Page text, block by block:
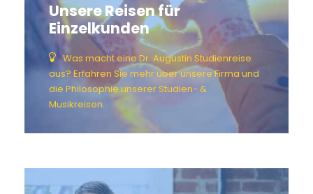
Unsere Reisen für
Einzelkunden
Was macht eine Dr. Augustin Studienreise
aus? Erfahren Sie mehr über unsere Firma und
die Philosophie unserer Studien- &
Musikreisen.